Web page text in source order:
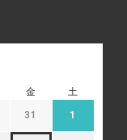
金 土
31 1